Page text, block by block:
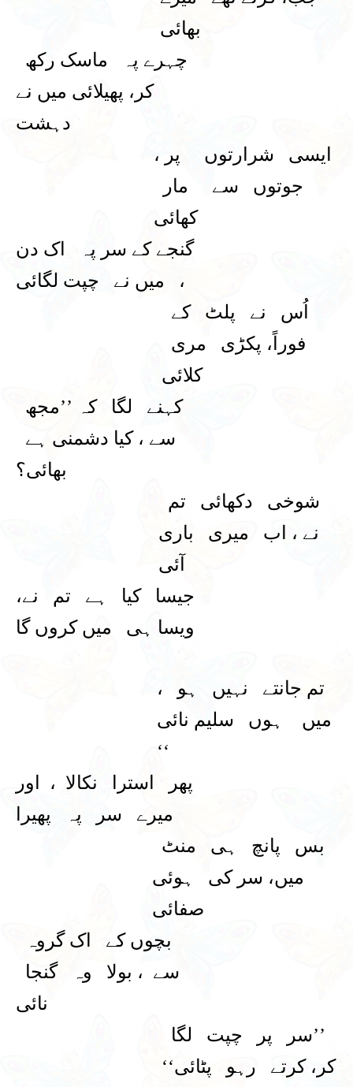
بھائی
چہرے پہ ماسک رکھ
کر، پھیلائی میں نے
دہشت
ایسی شرارتوں پر ،
جوتوں سے مار
کھائی
گنجے کے سر پہ اک دن
، میں نے چپت لگائی
اُس نے پلٹ کے
فوراً، پکڑی مری
کلائی
کہنے لگا کہ ’’مجھ
سے ، کیا دشمنی ہے
بھائی؟
شوخی دکھائی تم
نے ، اب میری باری
آئی
جیسا کیا ہے تم نے،
ویسا ہی میں کروں گا
تم جانتے نہیں ہو ،
میں ہوں سلیم نائی
‘‘
پھر استرا نکالا ، اور
میرے سر پہ پھیرا
بس پانچ ہی منٹ
میں، سر کی ہوئی
صفائی
بچوں کے اک گروہ
سے ، بولا وہ گنجا
نائی
’’سر پر چپت لگا
کر، کرتے رہو پٹائی‘‘